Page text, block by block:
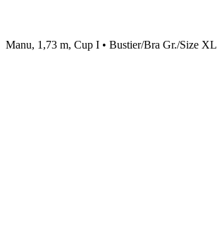
Manu, 1,73 m, Cup I • Bustier/Bra Gr./Size XL